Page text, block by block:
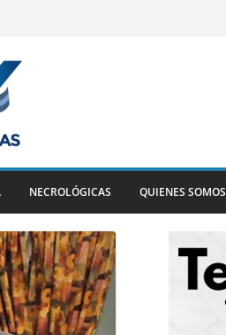
NECROLÓGICAS QUIENES SOMOS